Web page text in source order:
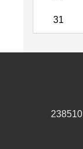
31
238510